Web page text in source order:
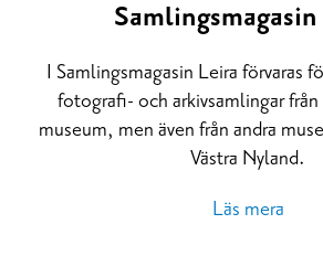
I Samlingsmagasin Leira förvaras
fotografi- och arkivsamlingar från
museum, men även från andra
Västra Nyland.
Läs mera